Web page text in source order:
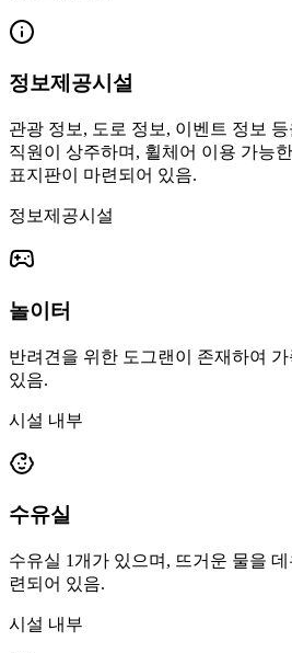
정보제공시설
관광 정보, 도로 정보, 이벤트 정보
직원이 상주하며, 휠체어 이용 가능
표지판이 마련되어 있음.
정보제공시설
놀이터
반려견을 위한 도그랜이 존재하여
있음.
시설 내부
수유실
수유실 1개가 있으며, 뜨거운 물을
련되어 있음.
시설 내부